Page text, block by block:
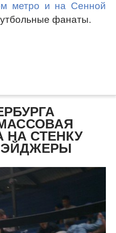
метро и на Сенной
фанаты.
НА СТЕНКУ